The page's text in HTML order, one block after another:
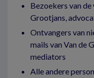
Bezoekers van de
Grootjans,
Ontvangers van
mails van Van de
mediators
Alle andere